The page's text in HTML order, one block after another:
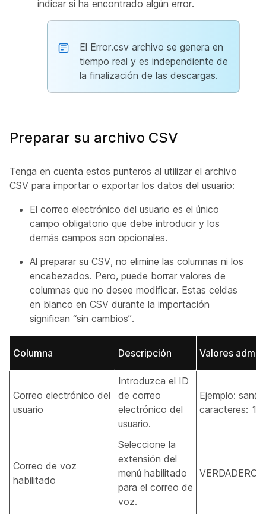
indicar si ha encontrado algún error.
El Error.csv archivo se genera en
tiempo real y es independiente de
la finalización de las descargas.
Preparar su archivo CSV
Tenga en cuenta estos punteros al utilizar el archivo
CSV para importar o exportar los datos del usuario:
El correo electrónico del usuario es el único
campo obligatorio que debe introducir y los
demás campos son opcionales.
Al preparar su CSV, no elimine las columnas ni los
encabezados. Pero, puede borrar valores de
columnas que no desee modificar. Estas celdas
en blanco en CSV durante la importación
significan “sin cambios”.
Columna Descripción Valores
Correo electrónico del
usuario
Introduzca el ID
de correo
electrónico del
usuario.
Ejemplo:
caracteres: 1-
Correo de voz
habilitado
Seleccione la
extensión del
menú habilitado
para el correo de
voz.
VERDADERO,